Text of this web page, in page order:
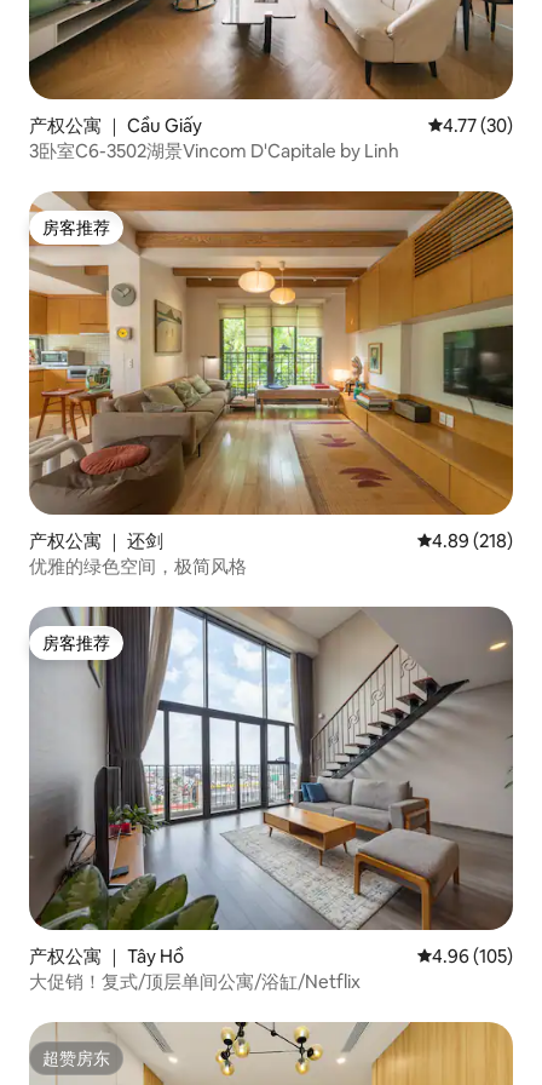
产权公寓 ｜ Cầu Giấy 平均评分
4.77 (30)
3卧室C6-3502湖景Vincom D'Capitale by Linh
房客推荐
房客推荐
产权公寓 ｜ 还剑 平均评分 4.89
4.89 (218)
优雅的绿色空间，极简风格
房客推荐
房客推荐
产权公寓 ｜ Tây Hồ 平均评分 4.96
4.96 (105)
大促销！复式/顶层单间公寓/浴缸/Netflix
超赞房东
超赞房东